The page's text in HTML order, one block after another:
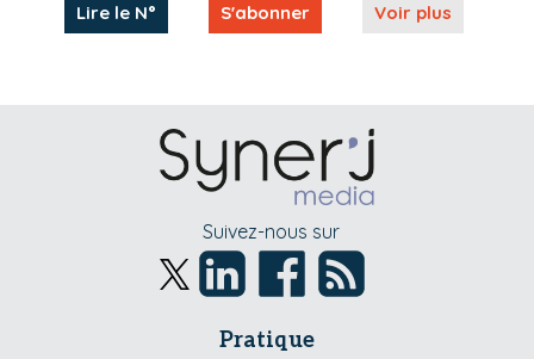
Lire le N° S'abonner Voir plus
Suivez-nous sur
Pratique